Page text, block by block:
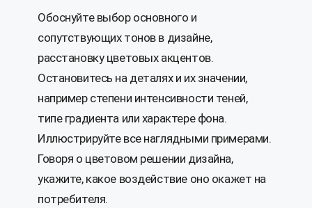
Обоснуйте выбор основного и
сопутствующих тонов в дизайне,
расстановку цветовых акцентов.
Остановитесь на деталях и их значении,
например степени интенсивности теней,
типе градиента или характере фона.
Иллюстрируйте все наглядными примерами.
Говоря о цветовом решении дизайна,
укажите, какое воздействие оно окажет на
потребителя.